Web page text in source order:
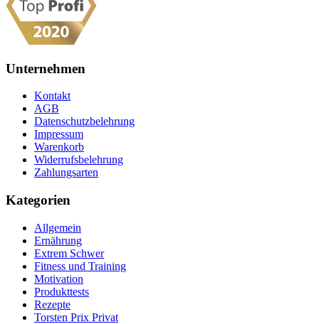
Unternehmen
Kontakt
AGB
Datenschutzbelehrung
Impressum
Warenkorb
Widerrufsbelehrung
Zahlungsarten
Kategorien
Allgemein
Ernährung
Extrem Schwer
Fitness und Training
Motivation
Produkttests
Rezepte
Torsten Prix Privat